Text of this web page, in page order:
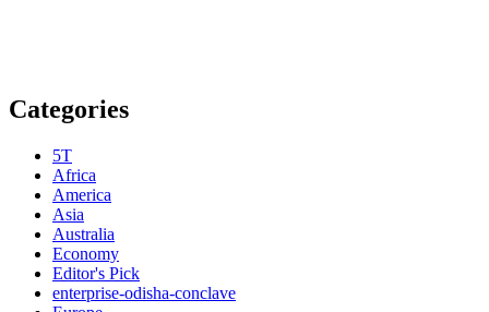
Categories
5T
Africa
America
Asia
Australia
Economy
Editor's Pick
enterprise-odisha-conclave